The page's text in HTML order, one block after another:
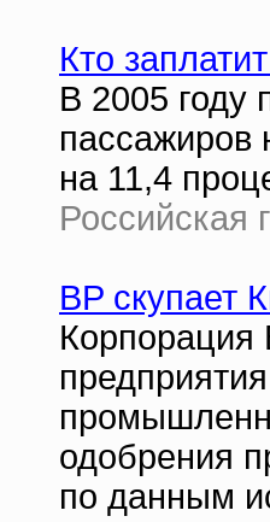
Кто
В 2005 году
пассажиров
на 11,4
Российская
BP скупает
Корпорация
одобрения
по данным